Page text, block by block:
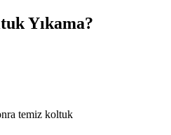
Yıkama?
temiz koltuk